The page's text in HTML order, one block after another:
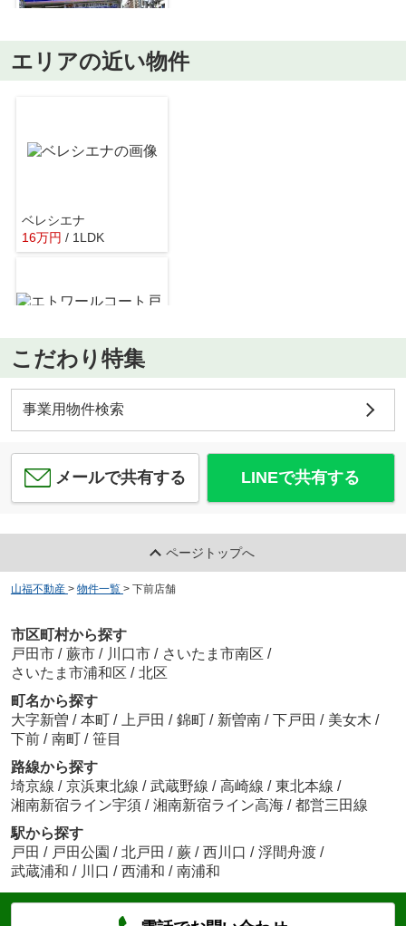
ローソン 戸田本町一丁目店
あしやハートクリニック
約421m／6分
エリアの近い物件
ベレシエナ
16万円 / 1LDK
エトワールコート戸田公園
ノース ユニヴェール
14.5万円 / 2LDK
こだわり特集
事業用物件検索
メールで共有する LINEで共有する
ページトップへ
山福不動産 > 物件一覧 > 下前店舗
市区町村から探す
戸田市 / 蕨市 / 川口市 / さいたま市南区 /
さいたま市浦和区 / 北区
町名から探す
大字新曽 / 本町 / 上戸田 / 錦町 / 新曽南 / 下戸田 / 美女木 /
下前 / 南町 / 笹目
路線から探す
埼京線 / 京浜東北線 / 武蔵野線 / 高崎線 / 東北本線 /
湘南新宿ライン宇須 / 湘南新宿ライン高海 / 都営三田線
駅から探す
戸田 / 戸田公園 / 北戸田 / 蕨 / 西川口 / 浮間舟渡 /
武蔵浦和 / 川口 / 西浦和 / 南浦和